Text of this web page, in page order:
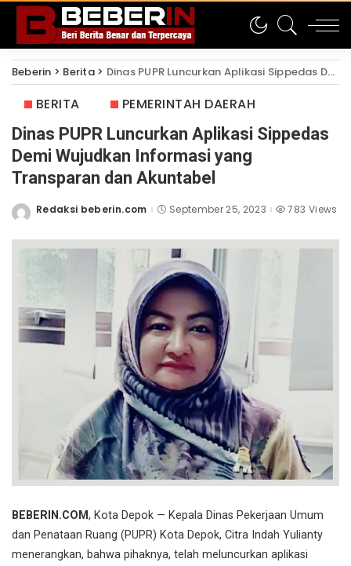
Beberin > Berita> Dinas PUPR Luncurkan Aplikasi Sippedas Demi Wujudkan Informasi yang Transparan dan Akuntabel
BERITA PEMERINTAH DAERAH
Dinas PUPR Luncurkan Aplikasi Sippedas
Demi Wujudkan Informasi yang
Transparan dan Akuntabel
Posted
Redaksi beberin.com September 25, 2023 783 Views
BEBERIN.COM, Kota Depok — Kepala Dinas Pekerjaan Umum
dan Penataan Ruang (PUPR) Kota Depok, Citra Indah Yulianty
menerangkan, bahwa pihaknya, telah meluncurkan aplikasi